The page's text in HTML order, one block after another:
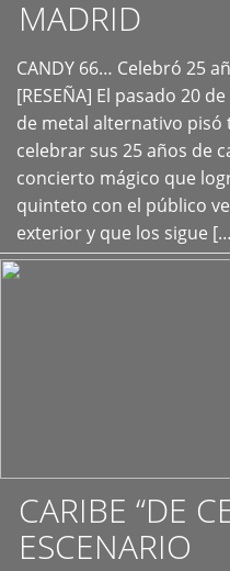
MADRID
CANDY 66… Celebró 25
[RESEÑA] El pasado 20
de metal alternativo
celebrar sus 25 años de
concierto mágico que
quinteto con el público
exterior y que los sigue
CARIBE “DE
ESCENARIO